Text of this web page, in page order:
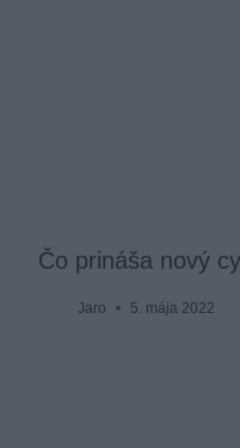
Čo prináša nový
Jaro 5. mája 2022